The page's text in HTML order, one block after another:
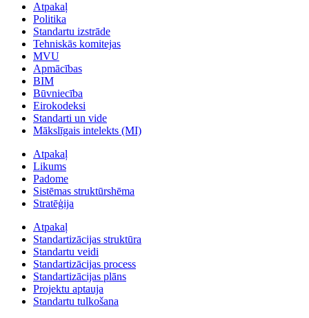
Atpakaļ
Politika
Standartu izstrāde
Tehniskās komitejas
MVU
Apmācības
BIM
Būvniecība
Eirokodeksi
Standarti un vide
Mākslīgais intelekts (MI)
Atpakaļ
Likums
Padome
Sistēmas struktūrshēma
Stratēģija
Atpakaļ
Standartizācijas struktūra
Standartu veidi
Standartizācijas process
Standartizācijas plāns
Projektu aptauja
Standartu tulkošana